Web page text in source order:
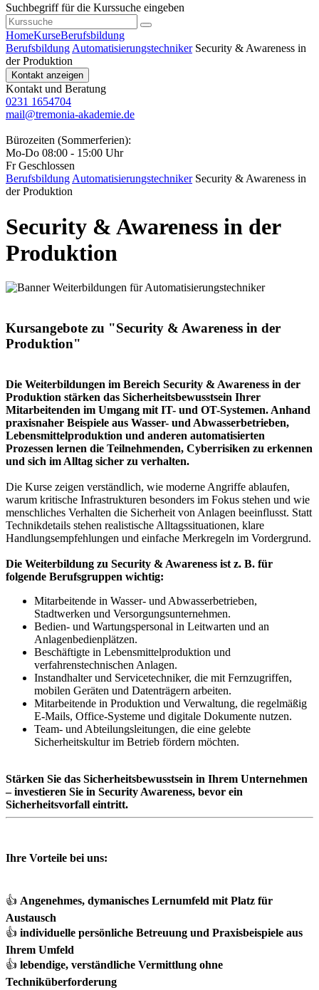
Suchbegriff für die Kurssuche eingeben
HomeKurseBerufsbildung
Berufsbildung Automatisierungstechniker Security & Awareness in
der Produktion
Kontakt anzeigen
Kontakt und Beratung
0231 1654704
mail@tremonia-akademie.de
Bürozeiten (Sommerferien):
Mo-Do 08:00 - 15:00 Uhr
Fr Geschlossen
Berufsbildung Automatisierungstechniker Security & Awareness in
der Produktion
Security & Awareness in der
Produktion
Kursangebote zu "Security & Awareness in der
Produktion"
Die Weiterbildungen im Bereich Security & Awareness in der
Produktion stärken das Sicherheitsbewusstsein Ihrer
Mitarbeitenden im Umgang mit IT- und OT-Systemen. Anhand
praxisnaher Beispiele aus Wasser- und Abwasserbetrieben,
Lebensmittelproduktion und anderen automatisierten
Prozessen lernen die Teilnehmenden, Cyberrisiken zu erkennen
und sich im Alltag sicher zu verhalten.
Die Kurse zeigen verständlich, wie moderne Angriffe ablaufen,
warum kritische Infrastrukturen besonders im Fokus stehen und wie
menschliches Verhalten die Sicherheit von Anlagen beeinflusst. Statt
Technikdetails stehen realistische Alltagssituationen, klare
Handlungsempfehlungen und einfache Merkregeln im Vordergrund.
Die Weiterbildung zu Security & Awareness ist z. B. für
folgende Berufsgruppen wichtig:
Mitarbeitende in Wasser- und Abwasserbetrieben,
Stadtwerken und Versorgungsunternehmen.
Bedien- und Wartungspersonal in Leitwarten und an
Anlagenbedienplätzen.
Beschäftigte in Lebensmittelproduktion und
verfahrenstechnischen Anlagen.
Instandhalter und Servicetechniker, die mit Fernzugriffen,
mobilen Geräten und Datenträgern arbeiten.
Mitarbeitende in Produktion und Verwaltung, die regelmäßig
E-Mails, Office-Systeme und digitale Dokumente nutzen.
Team- und Abteilungsleitungen, die eine gelebte
Sicherheitskultur im Betrieb fördern möchten.
Stärken Sie das Sicherheitsbewusstsein in Ihrem Unternehmen
– investieren Sie in Security Awareness, bevor ein
Sicherheitsvorfall eintritt.
Ihre Vorteile bei uns:
👍 Angenehmes, dymanisches Lernumfeld mit Platz für
Austausch
👍 individuelle persönliche Betreuung und Praxisbeispiele aus
Ihrem Umfeld
👍 lebendige, verständliche Vermittlung ohne
Techniküberforderung